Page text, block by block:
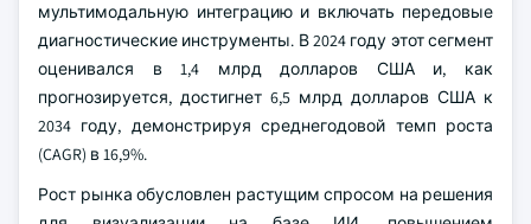
мультимодальную интеграцию и включать передовые
диагностические инструменты. В 2024 году этот сегмент
оценивался в 1,4 млрд долларов США и, как
прогнозируется, достигнет 6,5 млрд долларов США к
2034 году, демонстрируя среднегодовой темп роста
(CAGR) в 16,9%.
Рост рынка обусловлен растущим спросом на решения